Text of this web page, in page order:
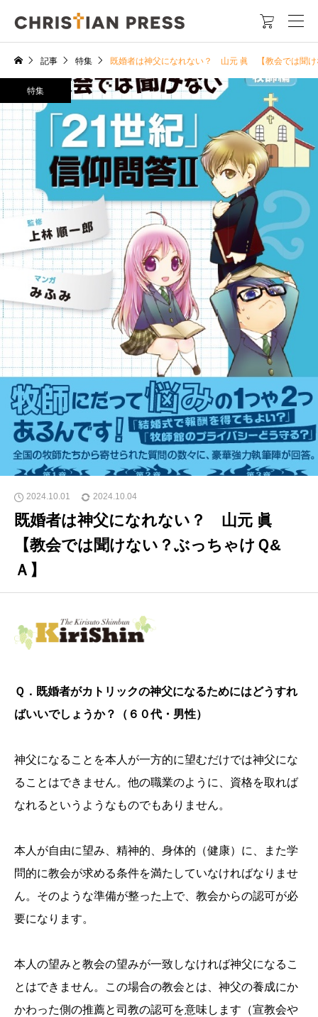

記事 特集 既婚者は神父になれない？ 山元 眞 【教会では聞け
特集
2024.10.01 2024.10.04
既婚者は神父になれない？ 山元 眞
【教会では聞けない？ぶっちゃけＱ&
Ａ】
Ｑ．既婚者がカトリックの神父になるためにはどうすれ
ばいいでしょうか？（６０代・男性）
神父になることを本人が一方的に望むだけでは神父にな
ることはできません。他の職業のように、資格を取れば
なれるというようなものでもありません。
本人が自由に望み、精神的、身体的（健康）に、また学
問的に教会が求める条件を満たしていなければなりませ
ん。そのような準備が整った上で、教会からの認可が必
要になります。
本人の望みと教会の望みが一致しなければ神父になるこ
とはできません。この場合の教会とは、神父の養成にか
かわった側の推薦と司教の認可を意味します（宣教会や